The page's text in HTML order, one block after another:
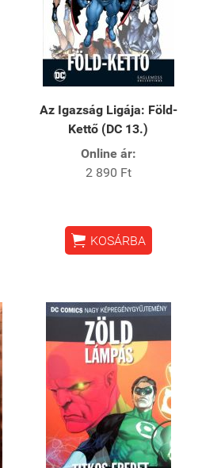
Az Igazság Ligája: Föld-
Kettő (DC 13.)
Online ár:
2 890 Ft
 KOSÁRBA